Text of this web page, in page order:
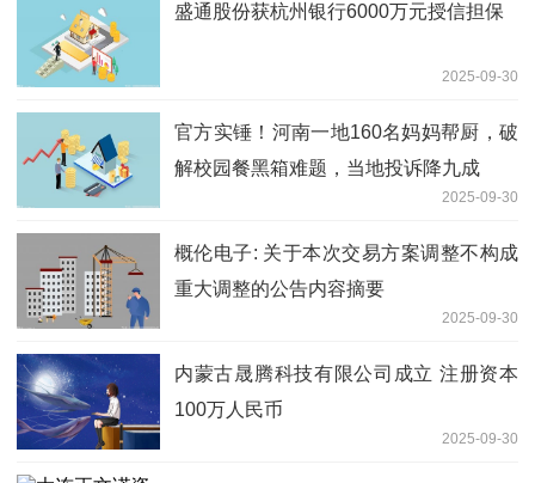
盛通股份获杭州银行6000万元授信担保
2025-09-30
官方实锤！河南一地160名妈妈帮厨，破
解校园餐黑箱难题，当地投诉降九成
2025-09-30
概伦电子: 关于本次交易方案调整不构成
重大调整的公告内容摘要
2025-09-30
内蒙古晟腾科技有限公司成立 注册资本
100万人民币
2025-09-30